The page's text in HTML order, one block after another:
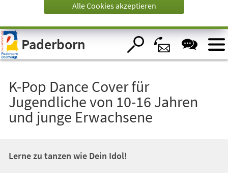
Visuelle
Assistenzsoftware
öffnen.
Alle Cookies akzeptieren
Paderborn
K-Pop Dance Cover für
Jugendliche von 10-16 Jahren
und junge Erwachsene
Lerne zu tanzen wie Dein Idol!